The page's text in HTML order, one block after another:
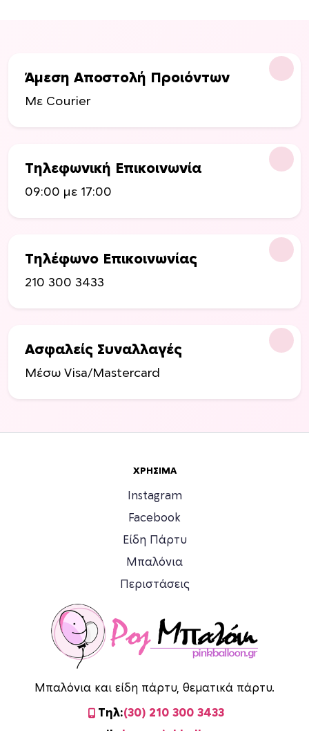
Άμεση Αποστολή Προιόντων
Με Courier
Τηλεφωνική Επικοινωνία
09:00 με 17:00
Τηλέφωνο Επικοινωνίας
210 300 3433
Ασφαλείς Συναλλαγές
Μέσω Visa/Mastercard
ΧΡΉΣΙΜΑ
Instagram
Facebook
Είδη Πάρτυ
Μπαλόνια
Περιστάσεις
Μπαλόνια και είδη πάρτυ, θεματικά πάρτυ.
Τηλ:(30) 210 300 3433